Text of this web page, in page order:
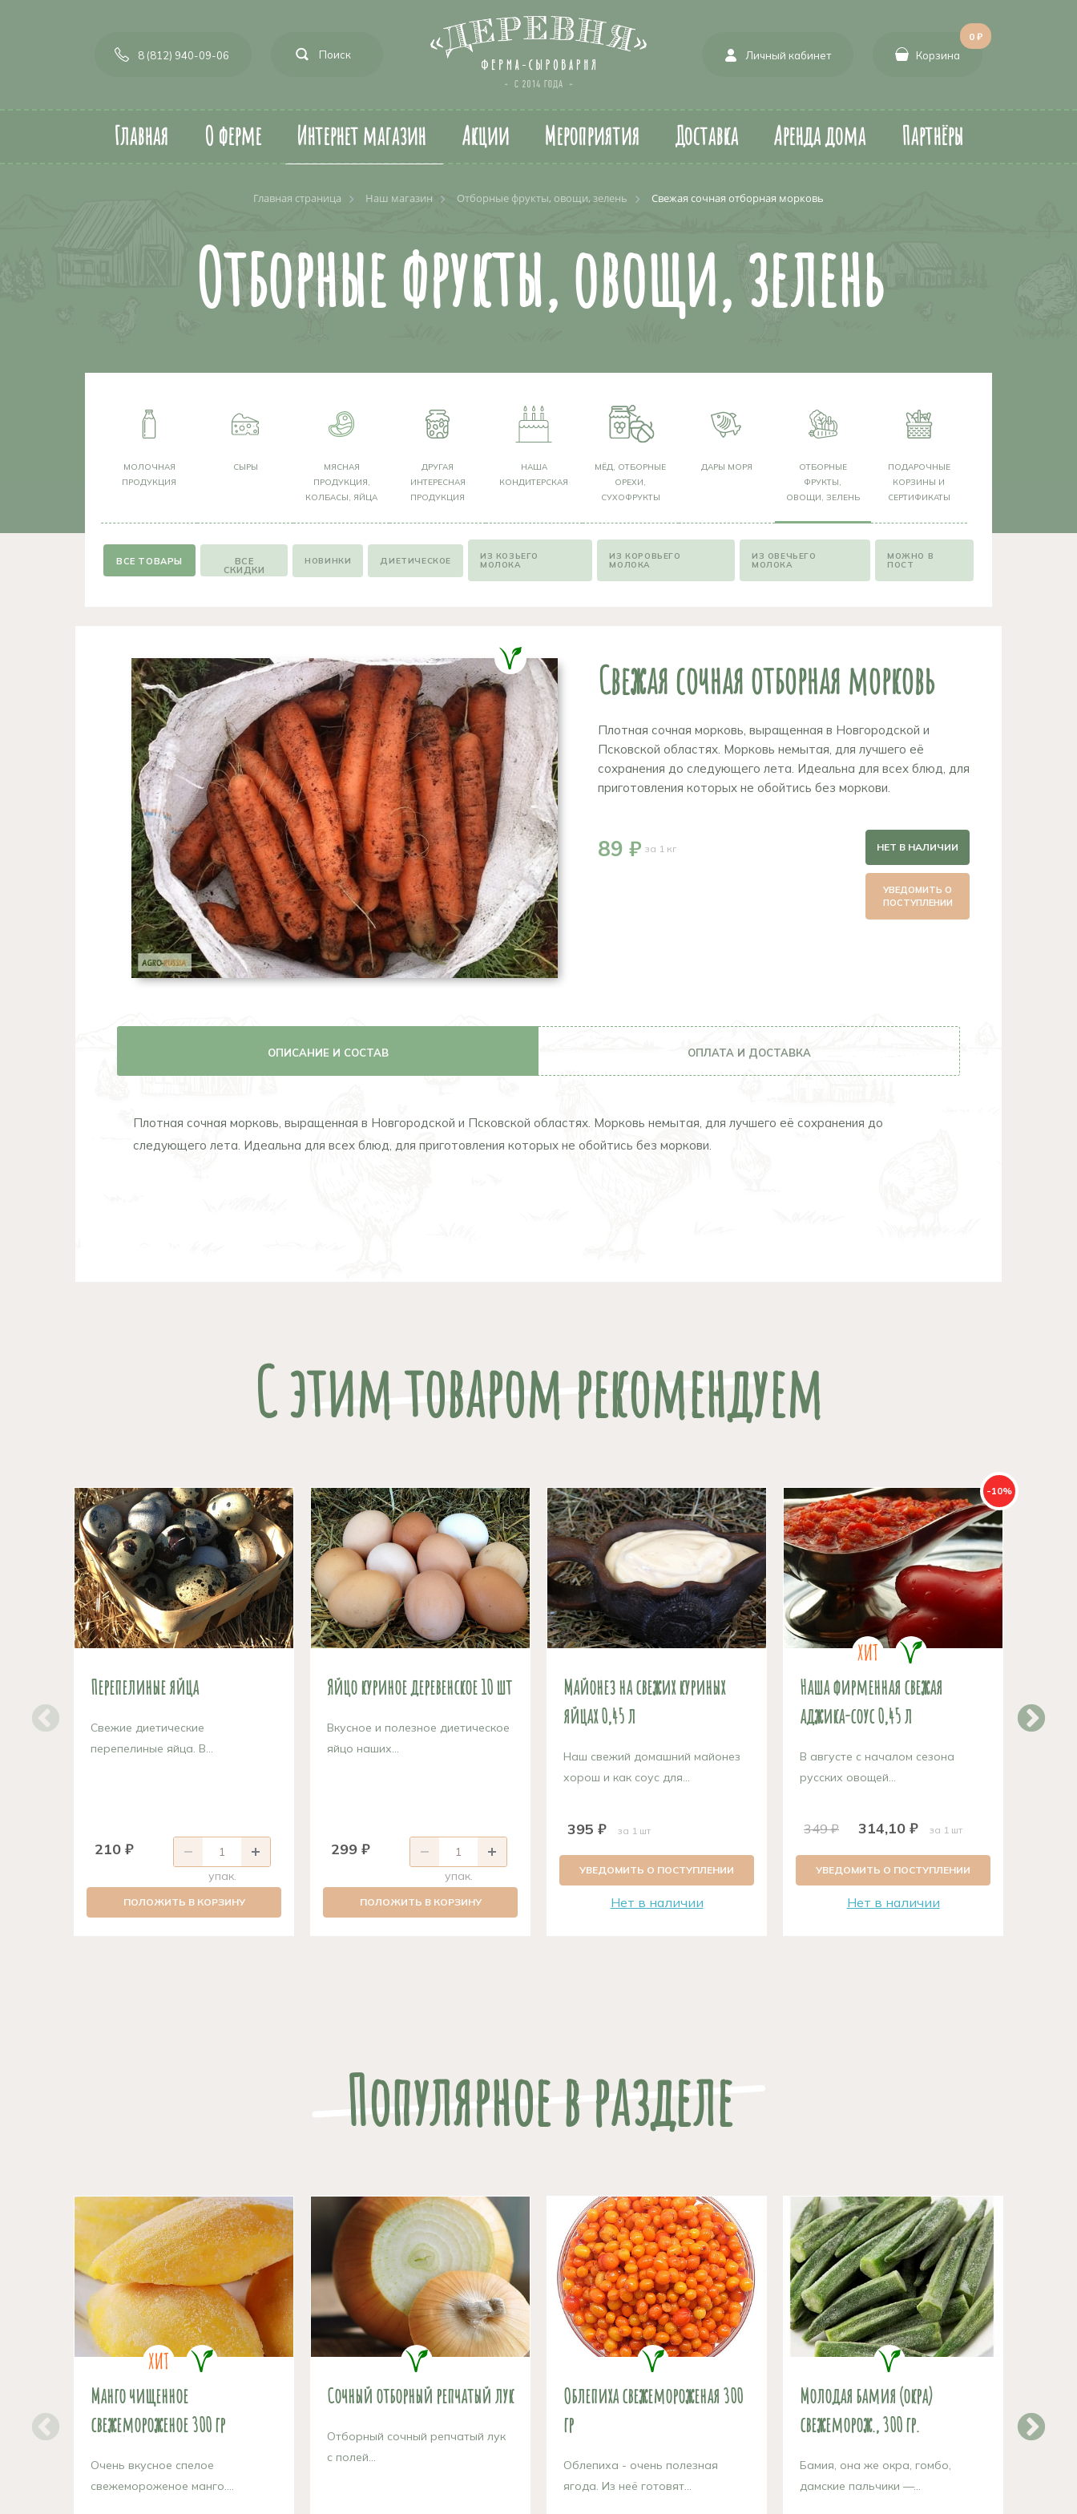
8 (812) 940-09-06 Личный кабинет
0 ₽
Корзина
Главная О ферме Интернет магазин Акции Мероприятия Доставка Аренда дома Партнёры
Главная страница Наш магазин Отборные фрукты, овощи, зелень Свежая сочная отборная морковь
Отборные фрукты, овощи, зелень
МОЛОЧНАЯ
ПРОДУКЦИЯ
СЫРЫ
МЯСНАЯ
ПРОДУКЦИЯ,
КОЛБАСЫ, ЯЙЦА
ДРУГАЯ
ИНТЕРЕСНАЯ
ПРОДУКЦИЯ
НАША
КОНДИТЕРСКАЯ
МЁД, ОТБОРНЫЕ
ОРЕХИ,
СУХОФРУКТЫ
ДАРЫ МОРЯ
ОТБОРНЫЕ
ФРУКТЫ,
ОВОЩИ, ЗЕЛЕНЬ
ПОДАРОЧНЫЕ
КОРЗИНЫ И
СЕРТИФИКАТЫ
ВСЕ
СКИДКИ
НОВИНКИ ДИЕТИЧЕСКОЕ
ИЗ КОЗЬЕГО
МОЛОКА
ИЗ КОРОВЬЕГО
МОЛОКА
ИЗ ОВЕЧЬЕГО
МОЛОКА
МОЖНО В
ПОСТ
Свежая сочная отборная морковь
Плотная сочная морковь, выращенная в Новгородской и
Псковской областях. Морковь немытая, для лучшего её
сохранения до следующего лета. Идеальна для всех блюд, для
приготовления которых не обойтись без моркови.
89 ₽ за 1 кг НЕТ В НАЛИЧИИ
УВЕДОМИТЬ О
ПОСТУПЛЕНИИ
ОПИСАНИЕ И СОСТАВ ОПЛАТА И ДОСТАВКА
Плотная сочная морковь, выращенная в Новгородской и Псковской областях. Морковь немытая, для лучшего её сохранения до
следующего лета. Идеальна для всех блюд, для приготовления которых не обойтись без моркови.
С этим товаром рекомендуем
Перепелиные яйца
Свежие диетические
перепелиные яйца. В...
210 ₽
упак.
ПОЛОЖИТЬ В КОРЗИНУ
Яйцо куриное деревенское 10 шт
Вкусное и полезное диетическое
яйцо наших...
299 ₽
упак.
ПОЛОЖИТЬ В КОРЗИНУ
Майонез на свежих куриных
яйцах 0,45 л
Наш свежий домашний майонез
хорош и как соус для...
395 ₽ за 1 шт
УВЕДОМИТЬ О ПОСТУПЛЕНИИ
Нет в наличии
-10%
Наша фирменная свежая
аджика-соус 0,45 л
В августе с началом сезона
русских овощей...
349 ₽ 314,10 ₽ за 1 шт
УВЕДОМИТЬ О ПОСТУПЛЕНИИ
Нет в наличии
Популярное в разделе
Манго чищенное
свежемороженое 300 гр
Очень вкусное спелое
свежемороженое манго....
Сочный отборный репчатый лук
Отборный сочный репчатый лук
с полей...
Облепиха свежемороженая 300
гр
Облепиха - очень полезная
ягода. Из неё готовят...
Молодая бамия (окра)
свежеморож., 300 гр.
Бамия, она же окра, гомбо,
дамские пальчики —...